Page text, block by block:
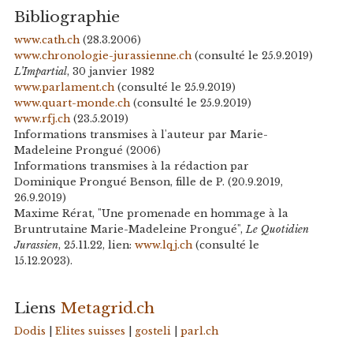
Bibliographie
www.cath.ch(28.3.2006)
www.chronologie-jurassienne.ch(consulté le 25.9.2019)
L’Impartial, 30 janvier 1982
www.parlament.ch(consulté le 25.9.2019)
www.quart-monde.ch(consulté le 25.9.2019)
www.rfj.ch(23.5.2019)
Informations transmises à l'auteur par Marie-
Madeleine Prongué (2006)
Informations transmises à la rédaction par
Dominique Prongué Benson, fille de P. (20.9.2019,
26.9.2019)
Maxime Rérat, "Une promenade en hommage à la
Bruntrutaine Marie-Madeleine Prongué", Le Quotidien
Jurassien, 25.11.22, lien: www.lqj.ch(consulté le
15.12.2023).
Liens Metagrid.ch
Dodis Elites suisses gosteli| parl.ch